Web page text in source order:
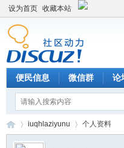
设为首页 收藏本站
便民信息 微信群 论
iuqhlaziyunu 个人资料